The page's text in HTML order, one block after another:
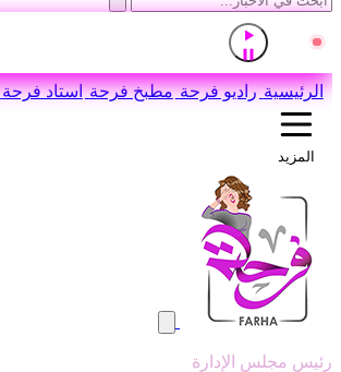
مباشر إذاعة القرآن الكريم من القاهرة
اضغط للاستماع
الرئيسية راديو فرحة مطبخ فرحة استاد فرحة
المزيد
رئيس مجلس الإدارة